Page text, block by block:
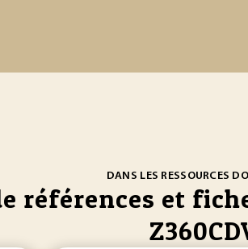
DANS LES RESSOURCES
références et